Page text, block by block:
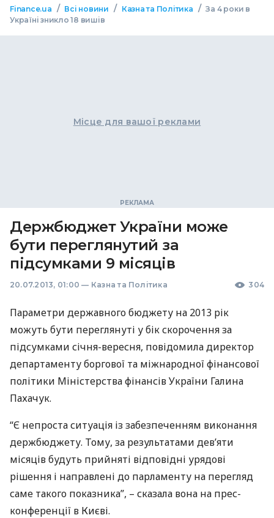
Finance.ua / Всі новини / Казна та Політика / За 4 роки в
Україні зникло 18 вишів
Місце для вашої реклами
Держбюджет України може
бути переглянутий за
підсумками 9 місяців
20.07.2013, 01:00 — Казна та Політика 304
Параметри державного бюджету на 2013 рік
можуть бути переглянуті у бік скорочення за
підсумками січня-вересня, повідомила директор
департаменту боргової та міжнародної фінансової
політики Міністерства фінансів України Галина
Пахачук.
“Є непроста ситуація із забезпеченням виконання
держбюджету. Тому, за результатами дев’яти
місяців будуть прийняті відповідні урядові
рішення і направлені до парламенту на перегляд
саме такого показника”, – сказала вона на прес-
конференції в Києві.